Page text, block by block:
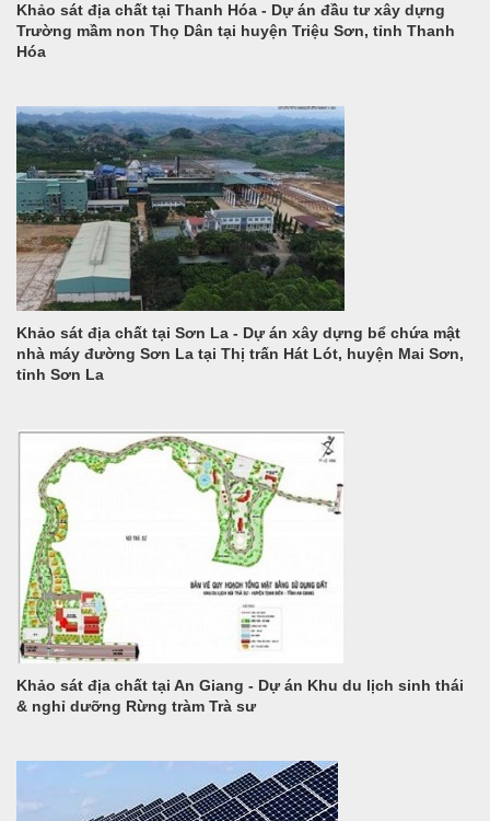
Khảo sát địa chất tại Thanh Hóa - Dự án đầu tư xây dựng
Trường mầm non Thọ Dân tại huyện Triệu Sơn, tỉnh Thanh
Hóa
Khảo sát địa chất tại Sơn La - Dự án xây dựng bể chứa mật
nhà máy đường Sơn La tại Thị trấn Hát Lót, huyện Mai Sơn,
tỉnh Sơn La
Khảo sát địa chất tại An Giang - Dự án Khu du lịch sinh thái
& nghỉ dưỡng Rừng tràm Trà sư